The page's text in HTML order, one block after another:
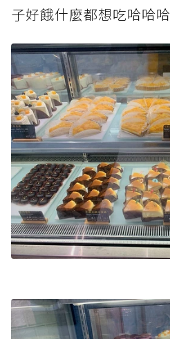
子好餓什麼都想吃哈哈哈